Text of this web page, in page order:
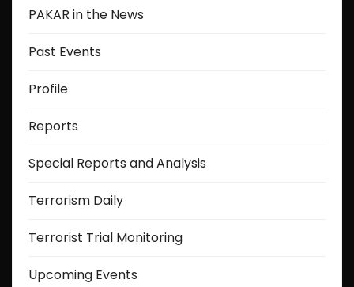
PAKAR in the News
Past Events
Profile
Reports
Special Reports and Analysis
Terrorism Daily
Terrorist Trial Monitoring
Upcoming Events